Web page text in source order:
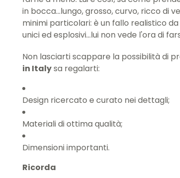
in bocca...lungo, grosso, curvo, ricco di
minimi particolari: è un fallo realistico
unici ed esplosivi...lui non vede l'ora di
Non lasciarti scappare la possibilità di
in Italysa regalarti:
Design ricercato e curato nei dettagli;
Materiali di ottima qualità;
Dimensioni importanti.
Ricorda